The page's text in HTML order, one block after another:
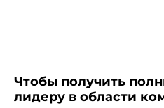
Чтобы получить
лидеру в области